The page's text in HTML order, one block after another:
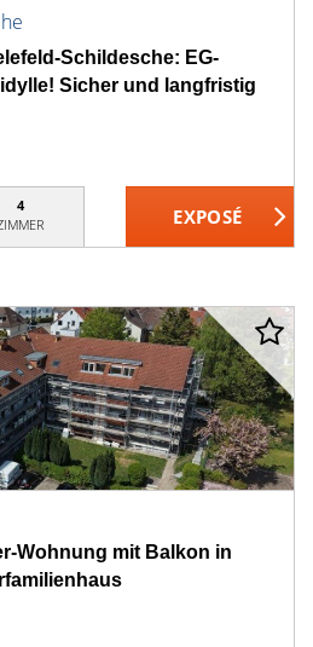
Schildesche: EG-
Sicher und langfristig
4
Wohnung mit Balkon in